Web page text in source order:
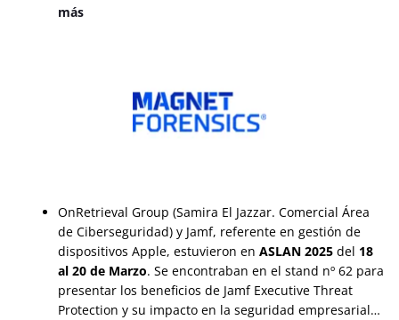
más
OnRetrieval Group (Samira El Jazzar. Comercial Área
de Ciberseguridad) y Jamf, referente en gestión de
dispositivos Apple, estuvieron en ASLAN 2025 del 18
al 20 de Marzo. Se encontraban en el stand nº 62 para
presentar los beneficios de Jamf Executive Threat
Protection y su impacto en la seguridad empresarial…